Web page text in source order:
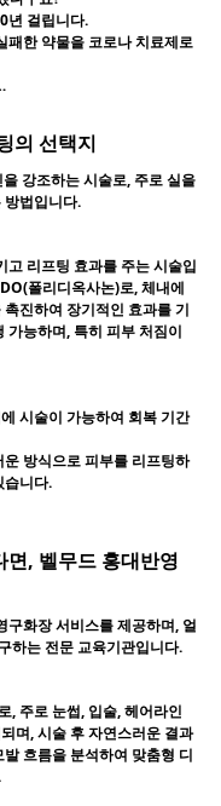
년 걸립니다.
패한 약물을 코로나 치료제로
의 선택지
강조하는 시술로, 주로 실을
방법입니다.
고 리프팅 효과를 주는 시술입
폴리디옥사논)로, 체내에
진하여 장기적인 효과를 기
가능하며, 특히 피부 처짐이
시술이 가능하여 회복 기간
방식으로 피부를 리프팅하
습니다.
면, 벨무드 홍대반영
구화장 서비스를 제공하며, 얼
하는 전문 교육기관입니다.
, 주로 눈썹, 입술, 헤어라인
며, 시술 후 자연스러운 결과
흐름을 분석하여 맞춤형 디